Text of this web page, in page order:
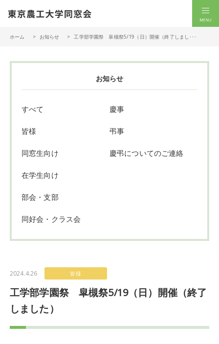
ホーム お知らせ 工学部学園祭 皐槻祭5/19（日）開催（終了しまし･･･
お知らせ
すべて
皆様
同窓生向け
在学生向け
部会・支部
同好会・クラス会
慶事
弔事
慶弔についてのご連絡
2024.4.26 皆様
工学部学園祭 皐槻祭5/19（日）開催（終了
しました）